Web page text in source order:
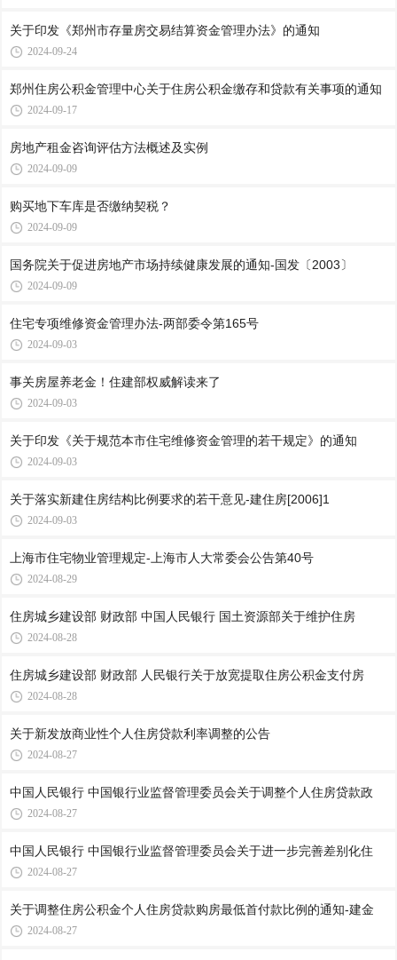
关于印发《郑州市存量房交易结算资金管理办法》的通知
2024-09-24
郑州住房公积金管理中心关于住房公积金缴存和贷款有关事项的通知
2024-09-17
房地产租金咨询评估方法概述及实例
2024-09-09
购买地下车库是否缴纳契税？
2024-09-09
国务院关于促进房地产市场持续健康发展的通知-国发〔2003〕
2024-09-09
住宅专项维修资金管理办法-两部委令第165号
2024-09-03
事关房屋养老金！住建部权威解读来了
2024-09-03
关于印发《关于规范本市住宅维修资金管理的若干规定》的通知
2024-09-03
关于落实新建住房结构比例要求的若干意见-建住房[2006]1
2024-09-03
上海市住宅物业管理规定-上海市人大常委会公告第40号
2024-08-29
住房城乡建设部 财政部 中国人民银行 国土资源部关于维护住房
2024-08-28
住房城乡建设部 财政部 人民银行关于放宽提取住房公积金支付房
2024-08-28
关于新发放商业性个人住房贷款利率调整的公告
2024-08-27
中国人民银行 中国银行业监督管理委员会关于调整个人住房贷款政
2024-08-27
中国人民银行 中国银行业监督管理委员会关于进一步完善差别化住
2024-08-27
关于调整住房公积金个人住房贷款购房最低首付款比例的通知-建金
2024-08-27